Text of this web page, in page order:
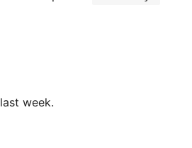
last week.